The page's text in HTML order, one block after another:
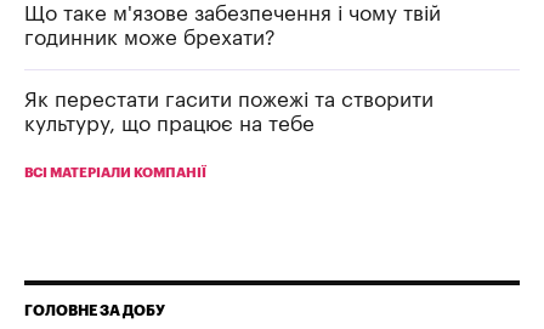
Що таке м'язове забезпечення і чому твій
годинник може брехати?
Як перестати гасити пожежі та створити
культуру, що працює на тебе
ВСІ МАТЕРІАЛИ КОМПАНІЇ
ГОЛОВНЕ ЗА ДОБУ